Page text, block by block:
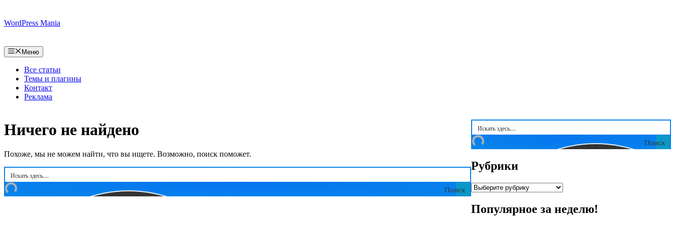
к
WordPress Mania
Меню
Все статьи
Темы и плагины
Контакт
Реклама
Ничего не найдено
Похоже, мы не можем найти, что вы ищете. Возможно, поиск поможет.
Поиск
Поиск
Рубрики
Рубрики
Популярное за неделю!